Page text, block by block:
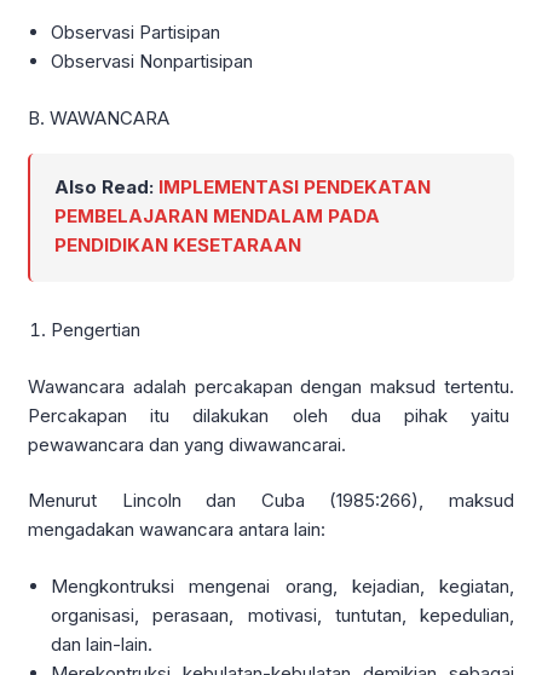
Observasi Partisipan
Observasi Nonpartisipan
B. WAWANCARA
Also Read: IMPLEMENTASI PENDEKATAN
PEMBELAJARAN MENDALAM PADA
PENDIDIKAN KESETARAAN
Pengertian
Wawancara adalah percakapan dengan maksud tertentu.
Percakapan itu dilakukan oleh dua pihak yaitu
pewawancara dan yang diwawancarai.
Menurut Lincoln dan Cuba (1985:266), maksud
mengadakan wawancara antara lain:
Mengkontruksi mengenai orang, kejadian, kegiatan,
organisasi, perasaan, motivasi, tuntutan, kepedulian,
dan lain-lain.